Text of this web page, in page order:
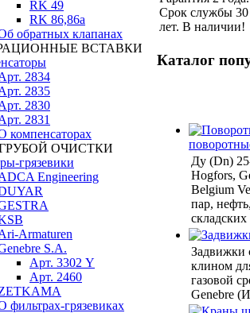
RK 49
RK 86,86a
обратных клапанах
ВСТАВКИ
2834
2835
2830
2831
компенсаторах
ОЧИСТКИ
грязевики
Engineering
Armaturen
S.A.
Арт. 3302 Y
Арт. 2460
фильтрах-грязевиках
Срок службы 30
лет. В наличии!
Каталог
Ду (Dn)
Hogfors,
Belgium
пар,
Задвижки
клином
газовой
Genebre